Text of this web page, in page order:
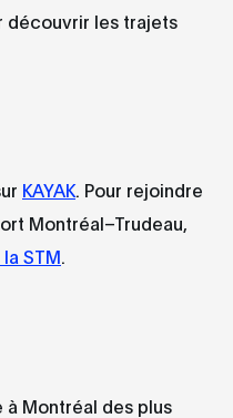
découvrir les trajets
KAYAK . Pour rejoindre
Montréal–Trudeau,
STM
Montréal des plus